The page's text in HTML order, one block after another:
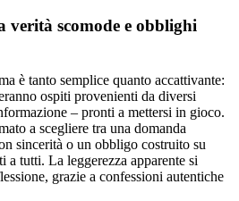
verità scomode e obblighi
è tanto semplice quanto accattivante:
ospiti provenienti da diversi
– pronti a mettersi in gioco.
a scegliere tra una domanda
sincerità o un obbligo costruito su
a tutti. La leggerezza apparente si
grazie a confessioni autentiche